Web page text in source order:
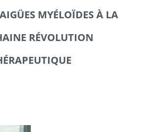
MYÉLOÏDES À LA
RÉVOLUTION